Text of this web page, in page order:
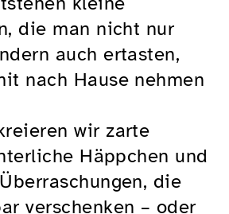
die man nicht nur
auch ertasten,
nach Hause nehmen
wir zarte
Häppchen und
die
verschenken – oder